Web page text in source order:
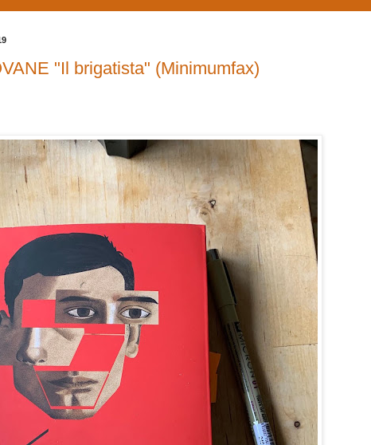
"Il brigatista" (Minimumfax)